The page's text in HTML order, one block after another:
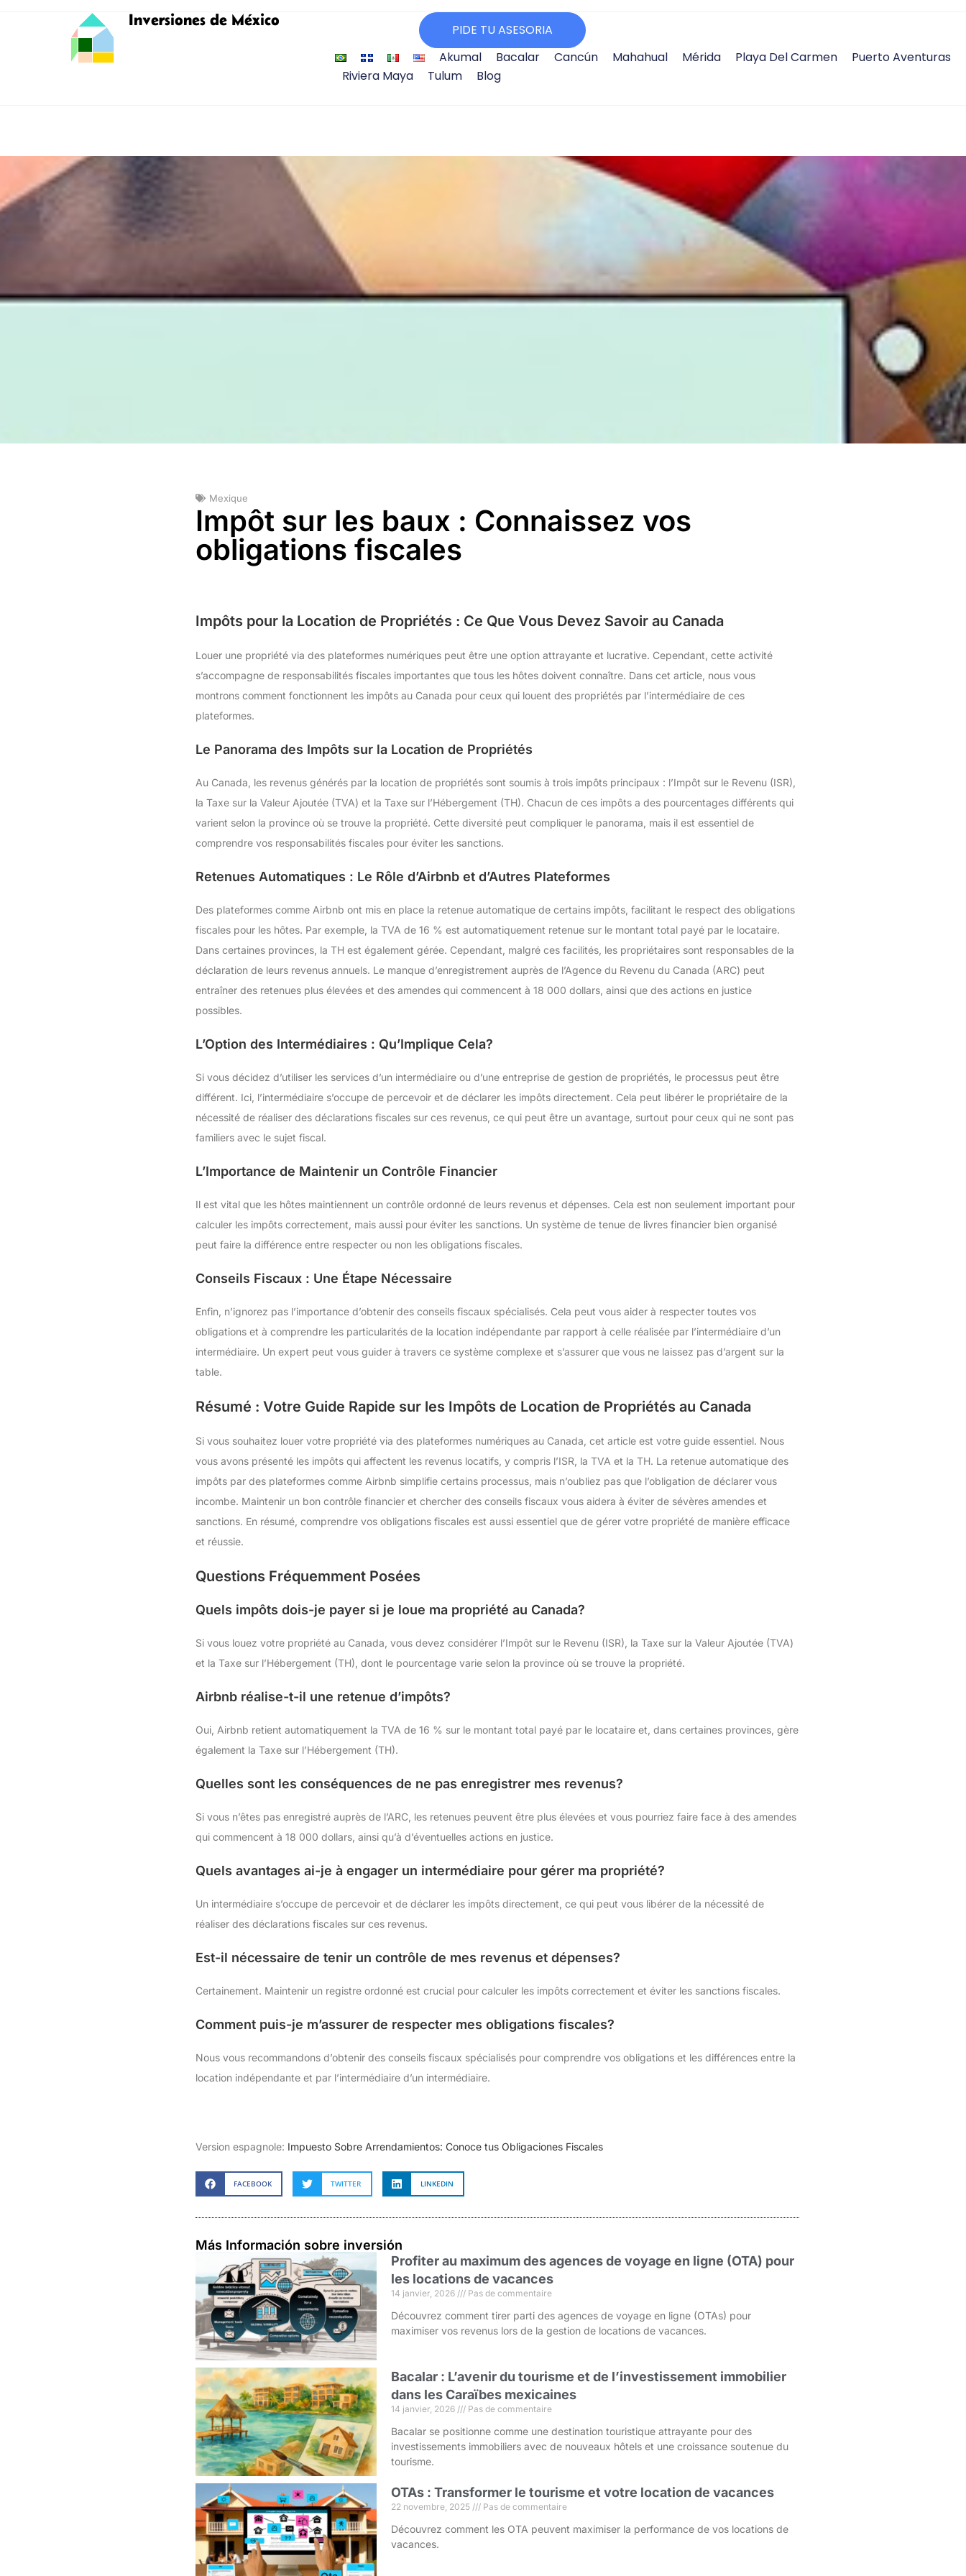
Inversiones de México
PIDE TU ASESORIA
Akumal
Bacalar Cancún Mahahual Mérida Playa Del Carmen Puerto Aventuras
Riviera Maya
Tulum Blog
Mexique
Impôt sur les baux : Connaissez vos
obligations fiscales
Impôts pour la Location de Propriétés : Ce Que Vous Devez Savoir au Canada
Louer une propriété via des plateformes numériques peut être une option attrayante et lucrative. Cependant, cette activité
s’accompagne de responsabilités fiscales importantes que tous les hôtes doivent connaître. Dans cet article, nous vous
montrons comment fonctionnent les impôts au Canada pour ceux qui louent des propriétés par l’intermédiaire de ces
plateformes.
Le Panorama des Impôts sur la Location de Propriétés
Au Canada, les revenus générés par la location de propriétés sont soumis à trois impôts principaux : l’Impôt sur le Revenu (ISR),
la Taxe sur la Valeur Ajoutée (TVA) et la Taxe sur l’Hébergement (TH). Chacun de ces impôts a des pourcentages différents qui
varient selon la province où se trouve la propriété. Cette diversité peut compliquer le panorama, mais il est essentiel de
comprendre vos responsabilités fiscales pour éviter les sanctions.
Retenues Automatiques : Le Rôle d’Airbnb et d’Autres Plateformes
Des plateformes comme Airbnb ont mis en place la retenue automatique de certains impôts, facilitant le respect des obligations
fiscales pour les hôtes. Par exemple, la TVA de 16 % est automatiquement retenue sur le montant total payé par le locataire.
Dans certaines provinces, la TH est également gérée. Cependant, malgré ces facilités, les propriétaires sont responsables de la
déclaration de leurs revenus annuels. Le manque d’enregistrement auprès de l’Agence du Revenu du Canada (ARC) peut
entraîner des retenues plus élevées et des amendes qui commencent à 18 000 dollars, ainsi que des actions en justice
possibles.
L’Option des Intermédiaires : Qu’Implique Cela?
Si vous décidez d’utiliser les services d’un intermédiaire ou d’une entreprise de gestion de propriétés, le processus peut être
différent. Ici, l’intermédiaire s’occupe de percevoir et de déclarer les impôts directement. Cela peut libérer le propriétaire de la
nécessité de réaliser des déclarations fiscales sur ces revenus, ce qui peut être un avantage, surtout pour ceux qui ne sont pas
familiers avec le sujet fiscal.
L’Importance de Maintenir un Contrôle Financier
Il est vital que les hôtes maintiennent un contrôle ordonné de leurs revenus et dépenses. Cela est non seulement important pour
calculer les impôts correctement, mais aussi pour éviter les sanctions. Un système de tenue de livres financier bien organisé
peut faire la différence entre respecter ou non les obligations fiscales.
Conseils Fiscaux : Une Étape Nécessaire
Enfin, n’ignorez pas l’importance d’obtenir des conseils fiscaux spécialisés. Cela peut vous aider à respecter toutes vos
obligations et à comprendre les particularités de la location indépendante par rapport à celle réalisée par l’intermédiaire d’un
intermédiaire. Un expert peut vous guider à travers ce système complexe et s’assurer que vous ne laissez pas d’argent sur la
table.
Résumé : Votre Guide Rapide sur les Impôts de Location de Propriétés au Canada
Si vous souhaitez louer votre propriété via des plateformes numériques au Canada, cet article est votre guide essentiel. Nous
vous avons présenté les impôts qui affectent les revenus locatifs, y compris l’ISR, la TVA et la TH. La retenue automatique des
impôts par des plateformes comme Airbnb simplifie certains processus, mais n’oubliez pas que l’obligation de déclarer vous
incombe. Maintenir un bon contrôle financier et chercher des conseils fiscaux vous aidera à éviter de sévères amendes et
sanctions. En résumé, comprendre vos obligations fiscales est aussi essentiel que de gérer votre propriété de manière efficace
et réussie.
Questions Fréquemment Posées
Quels impôts dois-je payer si je loue ma propriété au Canada?
Si vous louez votre propriété au Canada, vous devez considérer l’Impôt sur le Revenu (ISR), la Taxe sur la Valeur Ajoutée (TVA)
et la Taxe sur l’Hébergement (TH), dont le pourcentage varie selon la province où se trouve la propriété.
Airbnb réalise-t-il une retenue d’impôts?
Oui, Airbnb retient automatiquement la TVA de 16 % sur le montant total payé par le locataire et, dans certaines provinces, gère
également la Taxe sur l’Hébergement (TH).
Quelles sont les conséquences de ne pas enregistrer mes revenus?
Si vous n’êtes pas enregistré auprès de l’ARC, les retenues peuvent être plus élevées et vous pourriez faire face à des amendes
qui commencent à 18 000 dollars, ainsi qu’à d’éventuelles actions en justice.
Quels avantages ai-je à engager un intermédiaire pour gérer ma propriété?
Un intermédiaire s’occupe de percevoir et de déclarer les impôts directement, ce qui peut vous libérer de la nécessité de
réaliser des déclarations fiscales sur ces revenus.
Est-il nécessaire de tenir un contrôle de mes revenus et dépenses?
Certainement. Maintenir un registre ordonné est crucial pour calculer les impôts correctement et éviter les sanctions fiscales.
Comment puis-je m’assurer de respecter mes obligations fiscales?
Nous vous recommandons d’obtenir des conseils fiscaux spécialisés pour comprendre vos obligations et les différences entre la
location indépendante et par l’intermédiaire d’un intermédiaire.
Version espagnole: Impuesto Sobre Arrendamientos: Conoce tus Obligaciones Fiscales
FACEBOOK TWITTER LINKEDIN
Más Información sobre inversión
Profiter au maximum des agences de voyage en ligne (OTA) pour
les locations de vacances
14 janvier, 2026 Pas de commentaire
Découvrez comment tirer parti des agences de voyage en ligne (OTAs) pour
maximiser vos revenus lors de la gestion de locations de vacances.
Bacalar : L’avenir du tourisme et de l’investissement immobilier
dans les Caraïbes mexicaines
14 janvier, 2026 Pas de commentaire
Bacalar se positionne comme une destination touristique attrayante pour des
investissements immobiliers avec de nouveaux hôtels et une croissance soutenue du
tourisme.
OTAs : Transformer le tourisme et votre location de vacances
22 novembre, 2025 Pas de commentaire
Découvrez comment les OTA peuvent maximiser la performance de vos locations de
vacances.